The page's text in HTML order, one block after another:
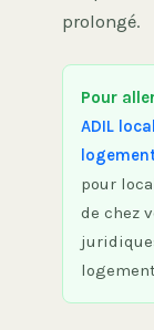
prolongé.
Pour
ADIL
pour
de chez